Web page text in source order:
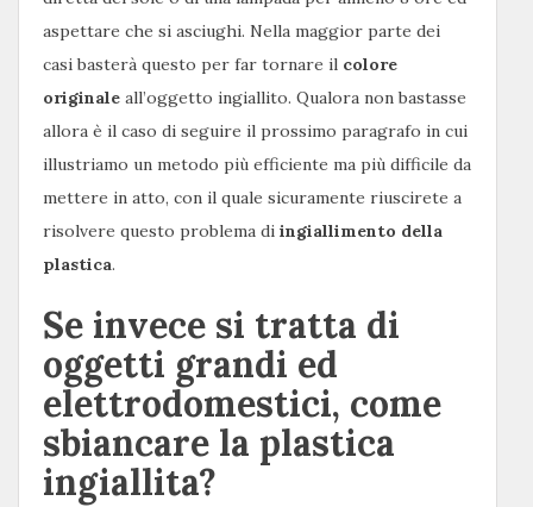
aspettare che si asciughi. Nella maggior parte dei
casi basterà questo per far tornare il colore
originale all’oggetto ingiallito. Qualora non bastasse
allora è il caso di seguire il prossimo paragrafo in cui
illustriamo un metodo più efficiente ma più difficile da
mettere in atto, con il quale sicuramente riuscirete a
risolvere questo problema di ingiallimento della
plastica.
Se invece si tratta di
oggetti grandi ed
elettrodomestici, come
sbiancare la plastica
ingiallita?